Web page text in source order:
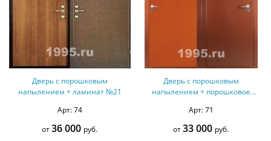
Дверь с порошковым
напылением + ламинат №21
Арт: 74
от36 000 руб.
Дверь с порошковым
напылением + порошковое
Арт: 71
от33 000 руб.